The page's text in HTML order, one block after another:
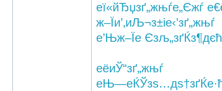
еї«йЂџзґ„жњѓе„Єжѓ
ж–Їи’‚иЉ¬з±іе‹’зґ„жњѓ
е’Њж–Їе
е­ёиЎ“зґ„жњѓ